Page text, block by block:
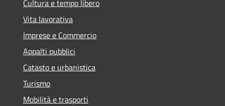
Cultura e tempo libero
Vita lavorativa
Imprese e Commercio
Appalti pubblici
Catasto e urbanistica
Turismo
Mobilità e trasporti